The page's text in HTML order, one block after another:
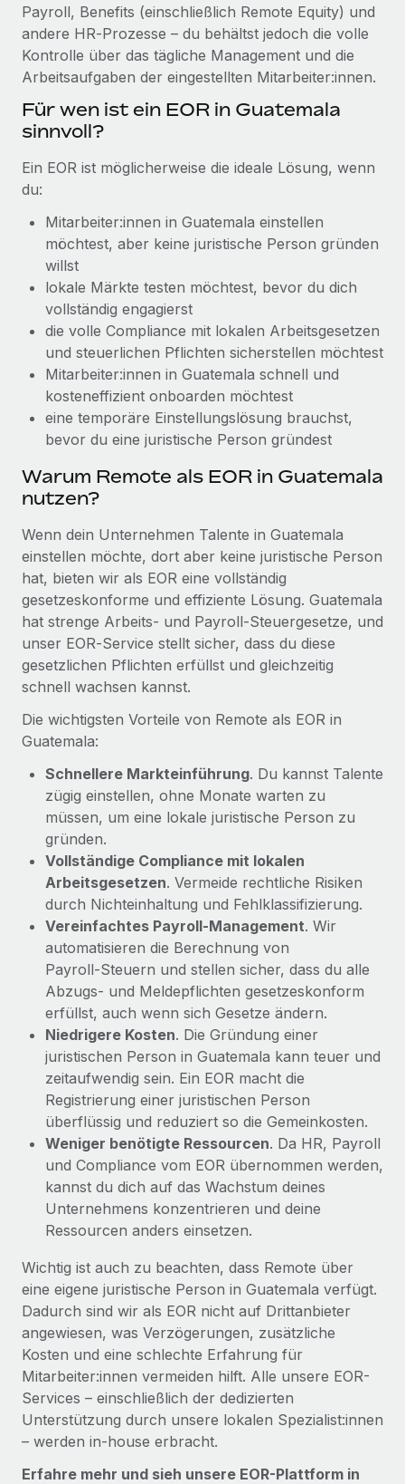
Globale Bereitstellung und Verfolgung von IT-
Geräten
Gründung von Niederlassungen
Niederlassungen
Mühelose Relocation von Mitarbeiter:innen
Benefits
Mühelose Verwaltung von Benefits
Mehr erfahren
Strategische Partnerschaft zwischen
Management und Payroll
Reverse Tech auf einen Blick Das Gesundheits- und
Wellness-Startup Reverse Tech hat das globale...
EOR und PEO
Contractor Management
Den Blog erkunden
BLOG
Neues zu Remote-Produkten: Integration mit
Gusto und Zero und Contractor Management
Plus
Auch im neuen Jahr wollen wir bei Remote Unternehmen
aller Größen dabei unterstützen, die beste...
Mehr erfahren
Wie Phiture 55 Mitarbeiter:innen in 19 Ländern
mit Remote verwaltet
Wachstumsberatung für mobile Apps. Das...
Payroll, Benefits (einschließlich Remote Equity) und
andere HR‑Prozesse – du behältst jedoch die volle
Kontrolle über das tägliche Management und die
Arbeitsaufgaben der eingestellten Mitarbeiter:innen.
Für wen ist ein EOR in Guatemala
sinnvoll?
Ein EOR ist möglicherweise die ideale Lösung, wenn
du:
Mitarbeiter:innen in Guatemala einstellen
möchtest, aber keine juristische Person gründen
willst
lokale Märkte testen möchtest, bevor du dich
vollständig engagierst
die volle Compliance mit lokalen Arbeitsgesetzen
und steuerlichen Pflichten sicherstellen möchtest
Mitarbeiter:innen in Guatemala schnell und
kosteneffizient onboarden möchtest
eine temporäre Einstellungs­lösung brauchst,
bevor du eine juristische Person gründest
Warum Remote als EOR in Guatemala
nutzen?
Wenn dein Unternehmen Talente in Guatemala
einstellen möchte, dort aber keine juristische Person
hat, bieten wir als EOR eine vollständig
gesetzeskonforme und effiziente Lösung. Guatemala
hat strenge Arbeits- und Payroll‑Steuergesetze, und
unser EOR‑Service stellt sicher, dass du diese
gesetzlichen Pflichten erfüllst und gleichzeitig
schnell wachsen kannst.
Die wichtigsten Vorteile von Remote als EOR in
Guatemala:
Schnellere Markteinführung. Du kannst Talente
zügig einstellen, ohne Monate warten zu
müssen, um eine lokale juristische Person zu
gründen.
Vollständige Compliance mit lokalen
Arbeitsgesetzen. Vermeide rechtliche Risiken
durch Nichteinhaltung und Fehlklassifizierung.
Vereinfachtes Payroll‑Management. Wir
automatisieren die Berechnung von
Payroll‑Steuern und stellen sicher, dass du alle
Abzugs- und Meldepflichten gesetzeskonform
erfüllst, auch wenn sich Gesetze ändern.
Niedrigere Kosten. Die Gründung einer
juristischen Person in Guatemala kann teuer und
zeitaufwendig sein. Ein EOR macht die
Registrierung einer juristischen Person
überflüssig und reduziert so die Gemeinkosten.
Weniger benötigte Ressourcen. Da HR, Payroll
und Compliance vom EOR übernommen werden,
kannst du dich auf das Wachstum deines
Unternehmens konzentrieren und deine
Ressourcen anders einsetzen.
Wichtig ist auch zu beachten, dass Remote über
eine eigene juristische Person in Guatemala verfügt.
Dadurch sind wir als EOR nicht auf Drittanbieter
angewiesen, was Verzögerungen, zusätzliche
Kosten und eine schlechte Erfahrung für
Mitarbeiter:innen vermeiden hilft. Alle unsere EOR-
Services – einschließlich der dedizierten
Unterstützung durch unsere lokalen Spezialist:innen
– werden in-house erbracht.
Erfahre mehr und sieh unsere EOR-Plattform in